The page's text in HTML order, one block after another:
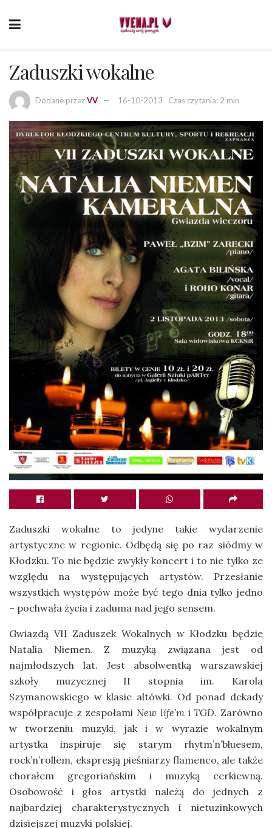
Zaduszki wokalne
Dodane przezVV 16-10-2013 Czas czytania: 2 min
Zaduszki wokalne to jedyne takie wydarzenie
artystyczne w regionie. Odbędą się po raz siódmy w
Kłodzku. To nie będzie zwykły koncert i to nie tylko ze
względu na występujących artystów. Przesłanie
wszystkich występów może być tego dnia tylko jedno
– pochwała życia i zaduma nad jego sensem.
Gwiazdą VII Zaduszek Wokalnych w Kłodzku będzie
Natalia Niemen. Z muzyką związana jest od
najmłodszych lat. Jest absolwentką warszawskiej
szkoły muzycznej II stopnia im. Karola
Szymanowskiego w klasie altówki. Od ponad dekady
współpracuje z zespołamiNew life’miTGD. Zarówno
w tworzeniu muzyki, jak i w wyrazie wokalnym
artystka inspiruje się starym rhytm’n’bluesem,
rock’n’rollem, ekspresją pieśniarzy flamenco, ale także
chorałem gregoriańskim i muzyką cerkiewną.
Osobowość i głos artystki należą do jednych z
najbardziej charakterystycznych i nietuzinkowych
dzisiejszej muzyki polskiej.